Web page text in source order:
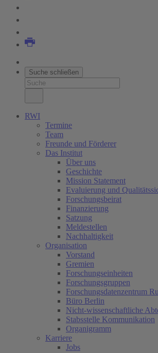
Suche schließen
RWI
Termine
Team
Freunde und Förderer
Das Institut
Über uns
Geschichte
Mission Statement
Evaluierung und
Forschungsbeirat
Finanzierung
Satzung
Meldestellen
Nachhaltigkeit
Organisation
Vorstand
Gremien
Forschungseinheiten
Forschungsgruppen
Forschungsdatenzentrum
Büro Berlin
Nicht-wissenschaftliche
Stabsstelle Kommunikation
Organigramm
Karriere
Jobs